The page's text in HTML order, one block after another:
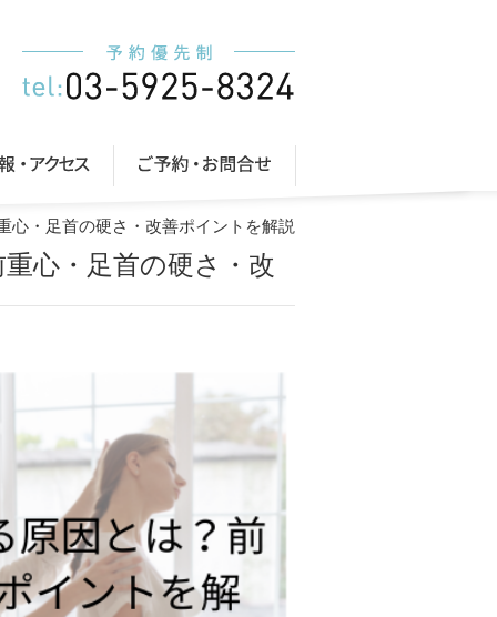
心・足首の硬さ・改善ポイントを解説
心・足首の硬さ・改